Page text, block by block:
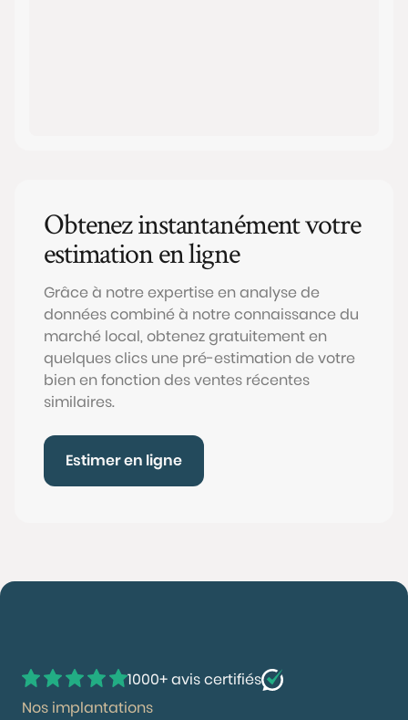
Obtenez instantanément votre
estimation en ligne
Grâce à notre expertise en analyse de
données combiné à notre connaissance du
marché local, obtenez gratuitement en
quelques clics une pré-estimation de votre
bien en fonction des ventes récentes
similaires.
Estimer en ligne
1000+ avis certifiés
Nos implantations